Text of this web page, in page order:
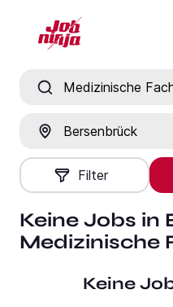
Filter
Keine Jobs in
Medizinische
Keine